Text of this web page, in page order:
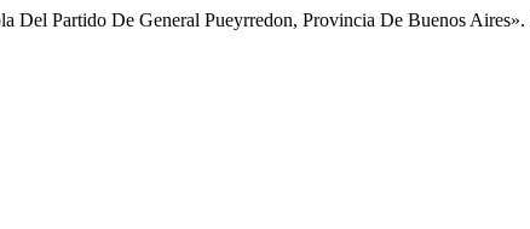
Del Partido De General Pueyrredon, Provincia De Buenos Aires».